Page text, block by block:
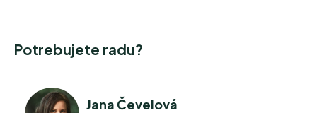
Potrebujete radu?
Jana Čevelová